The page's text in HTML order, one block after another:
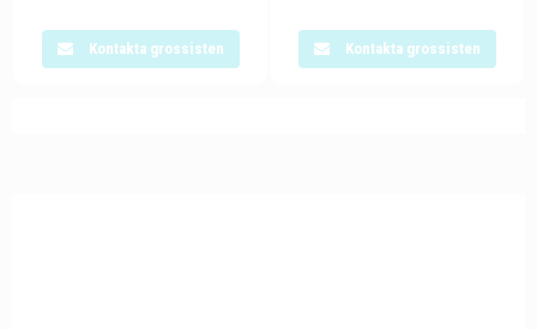
Kontakta grossisten Kontakta grossisten